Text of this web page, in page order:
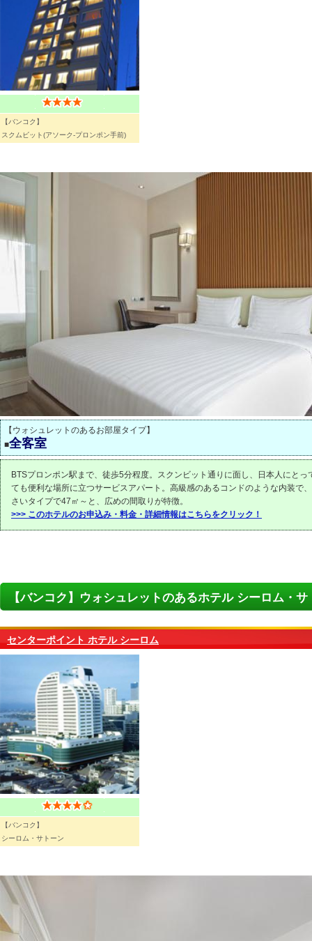
【バンコク】
スクムビット(アソーク-プロンポン手前)
【ウォシュレットのあるお部屋タイプ】
■全客室
BTSプロンポン駅まで、徒歩5分程度。スクンビット通りに面し、日本人にとっ
ても便利な場所に立つサービスアパート。高級感のあるコンドのような内装で
さいタイプで47㎡～と、広めの間取りが特徴。
>>> このホテルのお申込み・料金・詳細情報はこちらをクリック！
【バンコク】ウォシュレットのあるホテル シーロム・サ
センターポイント ホテル シーロム
【バンコク】
シーロム・サトーン